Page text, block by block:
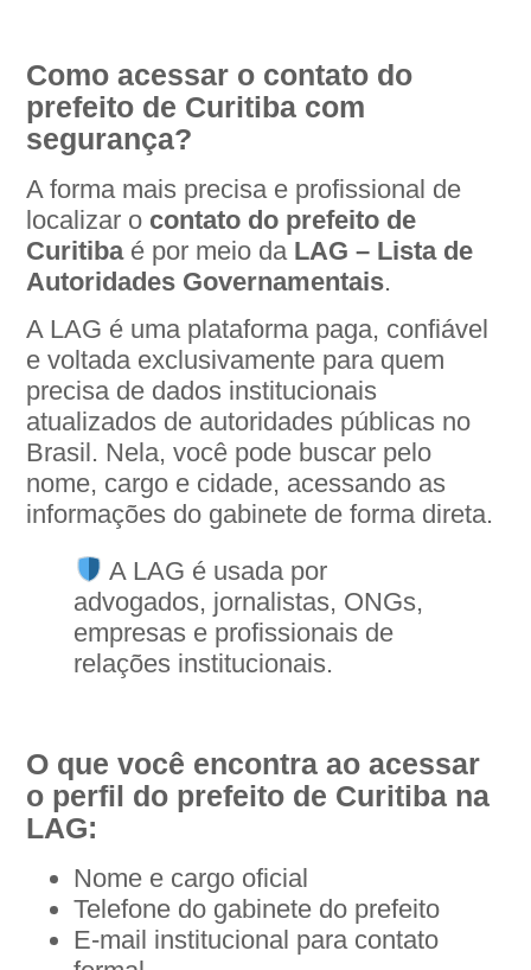
Como acessar o contato do
prefeito de Curitiba com
segurança?
A forma mais precisa e profissional de
localizar o contato do prefeito de
Curitibaé por meio da LAG – Lista de
Autoridades Governamentais.
A LAG é uma plataforma paga, confiável
e voltada exclusivamente para quem
precisa de dados institucionais
atualizados de autoridades públicas no
Brasil. Nela, você pode buscar pelo
nome, cargo e cidade, acessando as
informações do gabinete de forma direta.
A LAG é usada por
advogados, jornalistas, ONGs,
empresas e profissionais de
relações institucionais.
O que você encontra ao acessar
o perfil do prefeito de Curitiba na
LAG:
Nome e cargo oficial
Telefone do gabinete do prefeito
E-mail institucional para contato